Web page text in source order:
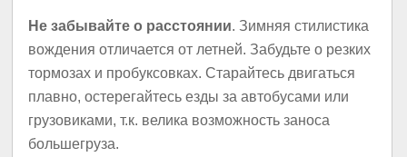
Не забывайте о расстоянии. Зимняя стилистика
вождения отличается от летней. Забудьте о резких
тормозах и пробуксовках. Старайтесь двигаться
плавно, остерегайтесь езды за автобусами или
грузовиками, т.к. велика возможность заноса
большегруза.